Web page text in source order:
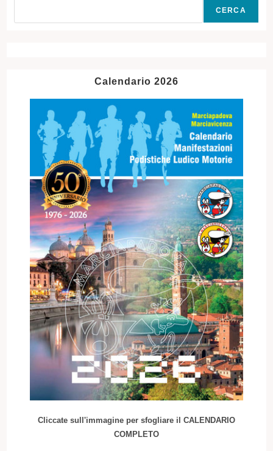
CERCA
Calendario 2026
Cliccate sull'immagine per sfogliare il CALENDARIO
COMPLETO